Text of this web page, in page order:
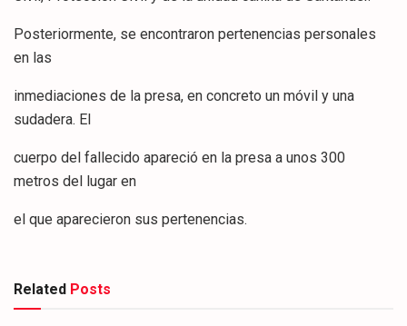
Posteriormente, se encontraron pertenencias personales
en las
inmediaciones de la presa, en concreto un móvil y una
sudadera. El
cuerpo del fallecido apareció en la presa a unos 300
metros del lugar en
el que aparecieron sus pertenencias.
Related Posts